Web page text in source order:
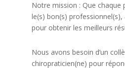
Notre mission : Que chaque
le(s) bon(s)
pour obtenir les meilleurs
Nous avons besoin d’un
chiropraticien(ne) pour